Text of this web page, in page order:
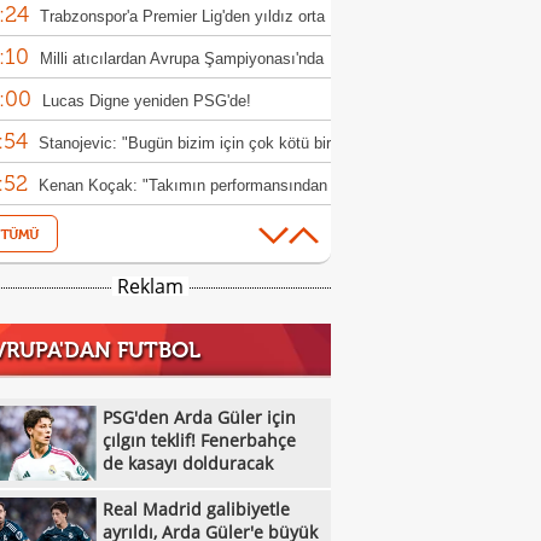
Trabzonspor'a Premier Lig'den yıldız orta
Yves Bissouma
Milli atıcılardan Avrupa Şampiyonası'nda
Lucas Digne yeniden PSG'de!
Stanojevic: "Bugün bizim için çok kötü bir
Kenan Koçak: "Takımın performansından
Fenerbahçe'ye Rashford'dan kötü haber!
Galatasaray'dan Chelsea'nin forvetine
Sarıyer sezona Muğlaspor galibiyetiyle
oldu!
Iğdır FK, Karagümrük karşısında galip!
Trabzonspor'dan Paredes için flaş hamle!
Kocaelispor, Zed FC ile berabere kaldı
Reklam
FUTBOL
PSG'den Arda Güler için
çılgın teklif! Fenerbahçe
de kasayı dolduracak
Real Madrid galibiyetle
ayrıldı, Arda Güler'e büyük